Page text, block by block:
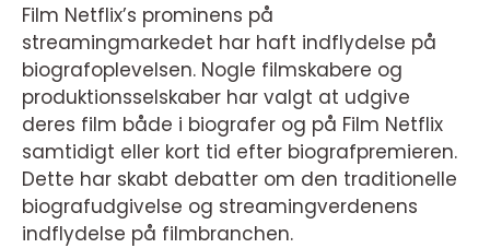
Film Netflix’s prominens på
streamingmarkedet har haft indflydelse på
biografoplevelsen. Nogle filmskabere og
produktionsselskaber har valgt at udgive
deres film både i biografer og på Film Netflix
samtidigt eller kort tid efter biografpremieren.
Dette har skabt debatter om den traditionelle
biografudgivelse og streamingverdenens
indflydelse på filmbranchen.